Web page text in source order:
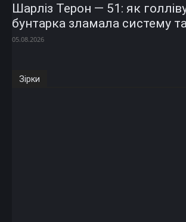
Шарліз Терон — 51: як
бунтарка зламала систему
05.08.2026
Зірки